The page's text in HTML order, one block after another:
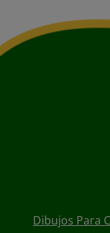
Dibujos Para